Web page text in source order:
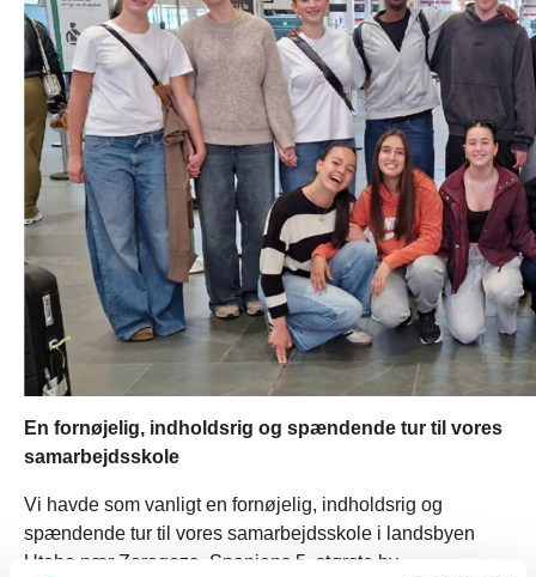
En fornøjelig, indholdsrig og spændende tur til vores
samarbejdsskole
Vi havde som vanligt en fornøjelig, indholdsrig og
spændende tur til vores samarbejdsskole i landsbyen
Utebo nær Zaragoza, Spaniens 5. største by.